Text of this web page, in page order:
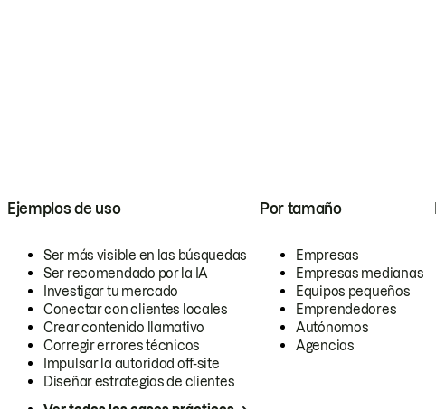
Ejemplos de uso
Ser más visible en las búsquedas
Ser recomendado por la IA
Investigar tu mercado
Conectar con clientes locales
Crear contenido llamativo
Corregir errores técnicos
Impulsar la autoridad off-site
Diseñar estrategias de clientes
Por tamaño
Empresas
Empresas medianas
Equipos pequeños
Emprendedores
Autónomos
Agencias